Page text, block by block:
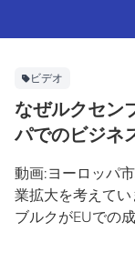
ビデオ
なぜルクセン
パでのビジネ
動画:ヨーロッパ
業拡大を考えて
ブルクがEUでの